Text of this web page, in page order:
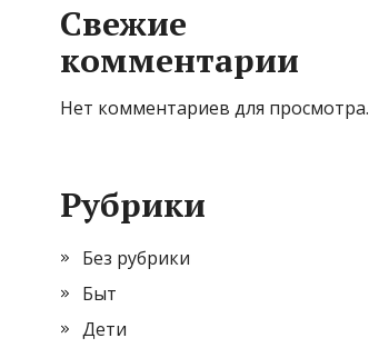
Свежие
комментарии
Нет комментариев для просмотра.
Рубрики
Без рубрики
Быт
Дети